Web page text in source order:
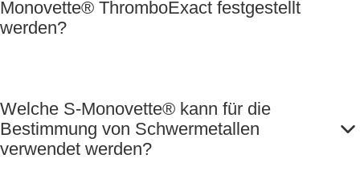
Monovette® ThromboExact festgestellt
werden?
Welche S-Monovette® kann für die
Bestimmung von Schwermetallen
verwendet werden?